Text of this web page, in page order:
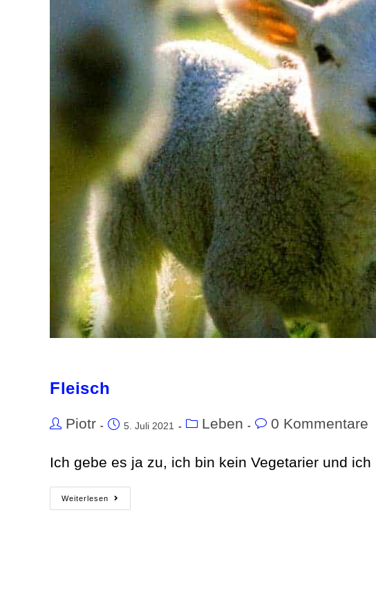
Fleisch
Piotr 5. Juli 2021 Leben 0 Kommentare
Ich gebe es ja zu, ich bin kein Vegetarier und ich
Weiterlesen